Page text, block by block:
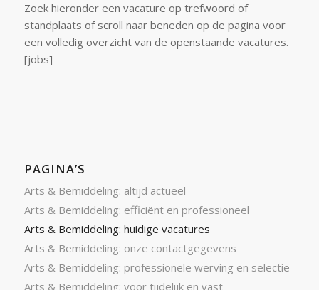
Zoek hieronder een vacature op trefwoord of
standplaats of scroll naar beneden op de pagina voor
een volledig overzicht van de openstaande vacatures.
[jobs]
PAGINA’S
Arts & Bemiddeling: altijd actueel
Arts & Bemiddeling: efficiënt en professioneel
Arts & Bemiddeling: huidige vacatures
Arts & Bemiddeling: onze contactgegevens
Arts & Bemiddeling: professionele werving en selectie
Arts & Bemiddeling: voor tijdelijk en vast